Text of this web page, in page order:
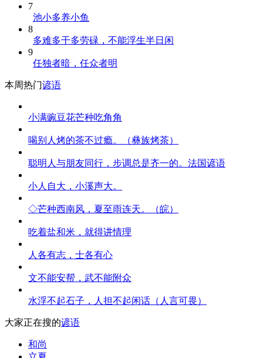
7
池小多养小鱼
8
多难多干多劳碌，不能浮生半日闲
9
任独者暗，任众者明
本周热门谚语
小满豌豆花芒种吃角角
喝别人烤的茶不过瘾。（彝族烤茶）
聪明人与朋友同行，步调总是齐一的。法国谚语
小人自大，小溪声大。
◇芒种西南风，夏至雨连天。（皖）
吃着盐和米，就得讲情理
人各有志，士各有心
文不能安帮，武不能附众
水浮不起石子，人担不起闲话（人言可畏）
大家正在搜的谚语
和尚